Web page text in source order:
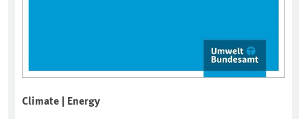
Climate | Energy